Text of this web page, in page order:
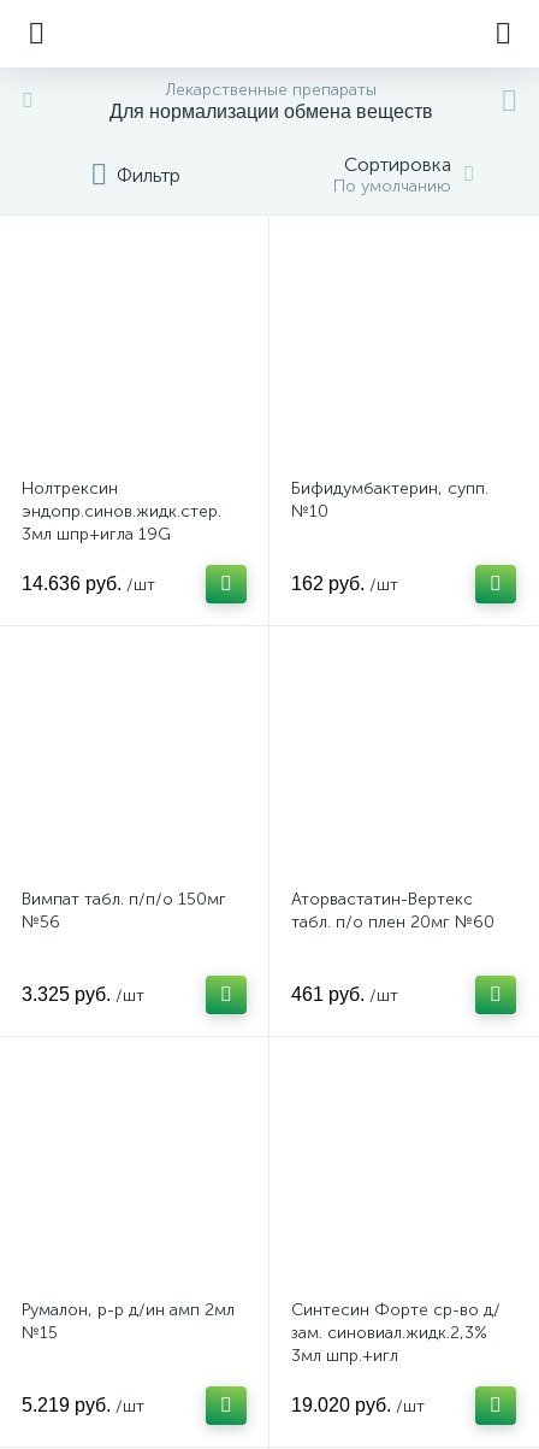
Лекарственные препараты
Для нормализации обмена веществ
Фильтр Сортировка
По умолчанию
Нолтрексин
эндопр.синов.жидк.стер.
3мл шпр+игла 19G
14.636 руб. /шт
Бифидумбактерин, супп.
№10
162 руб. /шт
Вимпат табл. п/п/о 150мг
№56
3.325 руб. /шт
Аторвастатин-Вертекс
табл. п/о плен 20мг №60
461 руб. /шт
Румалон, р-р д/ин амп 2мл
№15
5.219 руб. /шт
Синтесин Форте ср-во д/
зам. синовиал.жидк.2,3%
3мл шпр.+игл
19.020 руб. /шт